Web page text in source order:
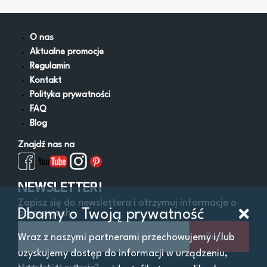
Napełniacze do oleju
Obsługa AdBlue
Pistolety do paliw i oleju
Pompy do oleju
Pompy do paliw
Pozostałe
Smarownice
Zestawy naprawcze gniazd korków oleju
Zlewarki
Filtry
O nas
Aktualne promocje
Regulamin
Kontakt
Polityka prywatności
FAQ
Blog
Znajdź nas na
NEWSLETTER!
Zapisz się do newslettera i otrzymuj informacje o
promocjach
Zapisz
Dbamy o Twoją prywatność
Wraz z naszymi partnerami przechowujemy i/lub
uzyskujemy dostęp do informacji w urządzeniu,